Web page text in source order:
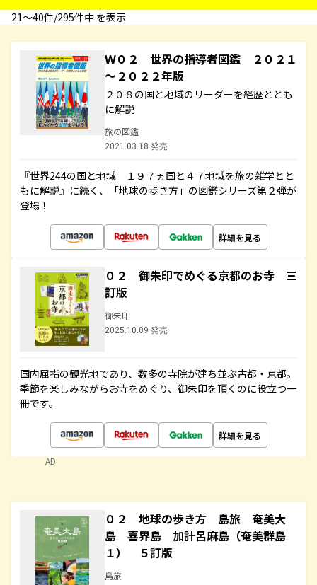
21〜40件/295件中 を表示
Ｗ０２ 世界の指導者図鑑 ２０２１
～２０２２年版
２０８の国と地域のリーダーを経歴ととも
に解説
旅の図鑑
2021.03.18 発売
『世界244の国と地域 １９７ヵ国と４７地域を旅の雑学とと
もに解説』に続く、「地球の歩き方」の図鑑シリーズ第２弾が
登場！
詳細を見る
０２ 御朱印でめぐる京都のお寺 三
訂版
御朱印
2025.10.09 発売
国内屈指の観光地であり、数多の寺院が建ち並ぶ古都・京都。
季節を楽しみながらお寺をめぐり、御朱印を頂くのに役立つ一
冊です。
詳細を見る
AD
０２ 地球の歩き方 島旅 奄美大
島 喜界島 加計呂麻島（奄美群島
１） ５訂版
島旅